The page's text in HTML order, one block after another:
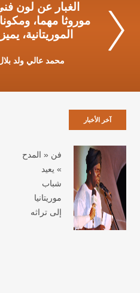
الغبار عن لون
موروثا مهما،
الموريتانية،
محمد عالي ولد
الثقافة
الإنشاد الديني
الباحث محمدو
آخر الأخبار
فن « المدح
» يعيد
شباب
موريتانيا
إلى تراثه